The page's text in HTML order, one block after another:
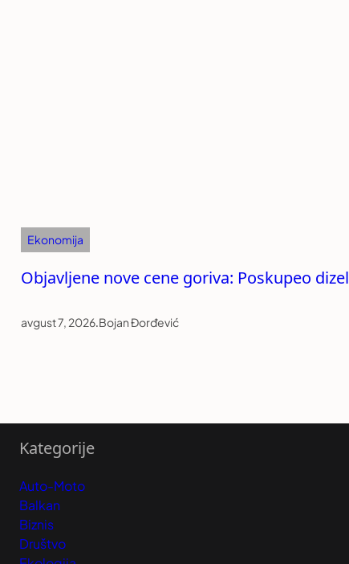
Ekonomija
Objavljene nove cene goriva: Poskupeo dizel
avgust 7, 2026.Bojan Đorđević
Kategorije
Auto-Moto
Balkan
Biznis
Društvo